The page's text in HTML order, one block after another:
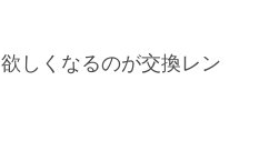
しくなるのが交換レン